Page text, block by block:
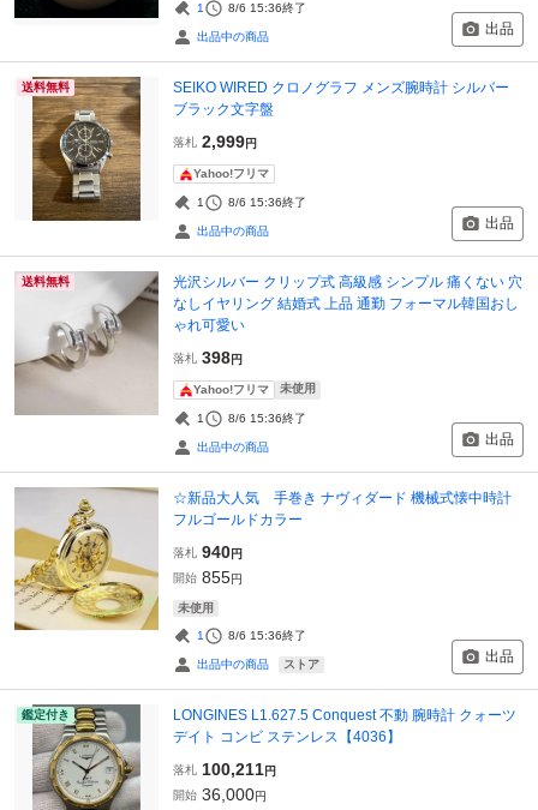
1 8/6 15:36終了
出品中の商品 出品
送料無料
SEIKO WIRED クロノグラフ メンズ腕時計 シルバー
ブラック文字盤
落札 2,999円
Yahoo!フリマ
1 8/6 15:36終了
出品中の商品 出品
送料無料
光沢シルバー クリップ式 高級感 シンプル 痛くない 穴
なしイヤリング 結婚式 上品 通勤 フォーマル韓国おし
ゃれ可愛い
落札 398円
Yahoo!フリマ 未使用
1 8/6 15:36終了
出品中の商品 出品
☆新品大人気 手巻き ナヴィダード 機械式懐中時計
フルゴールドカラー
落札 940円
開始 855円
未使用
1 8/6 15:36終了
出品中の商品 ストア 出品
鑑定付き
LONGINES L1.627.5 Conquest 不動 腕時計 クォーツ
デイト コンビ ステンレス【4036】
落札 100,211円
開始 36,000円